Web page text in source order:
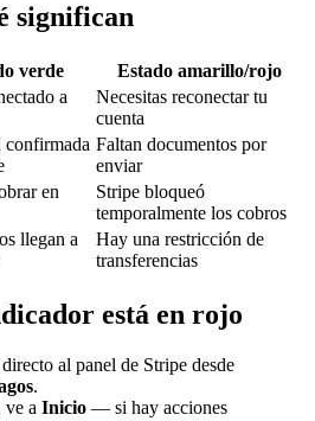
significan
verde
Estado amarillo/rojo
a
Necesitas reconectar tu
cuenta
confirmada Faltan documentos por
enviar
en
Stripe bloqueó
temporalmente los cobros
llegan a
Hay una restricción de
transferencias
está en rojo
al panel de Stripe desde
.
ve a Inicio — si hay acciones